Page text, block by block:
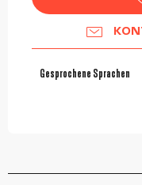
Gesprochene Sprachen
Gesprochene Sprachen